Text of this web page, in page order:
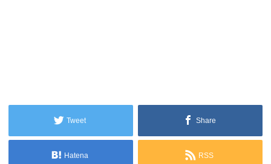
Tweet Share
Hatena RSS